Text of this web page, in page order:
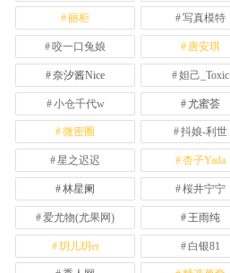
丽柜 写真模特
咬一口兔娘 唐安琪
奈汐酱Nice 妲己_Toxic
小仓千代w 尤蜜荟
微密圈 抖娘-利世
星之迟迟 杏子Yada
林星阑 桜井宁宁
爱尤物(尤果网) 王雨纯
玥儿玥er 白银81